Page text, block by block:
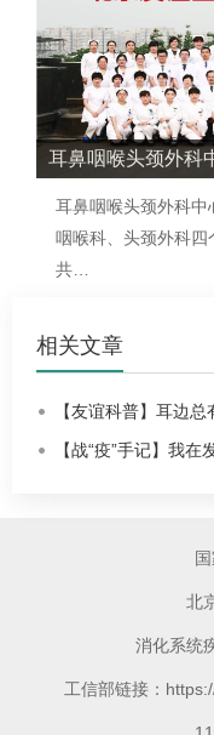
耳鼻咽喉头颈外科
耳鼻咽喉头颈外科中
咽喉科、头颈外科四
共…
相关文章
【友谊科普】耳边总
【战“疫”手记】我在
北
消化系统
工信部链接：